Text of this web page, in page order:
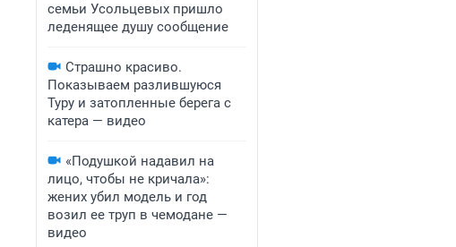
семьи Усольцевых пришло
леденящее душу сообщение
Страшно красиво.
Показываем разлившуюся
Туру и затопленные берега с
катера — видео
«Подушкой надавил на
лицо, чтобы не кричала»:
жених убил модель и год
возил ее труп в чемодане —
видео